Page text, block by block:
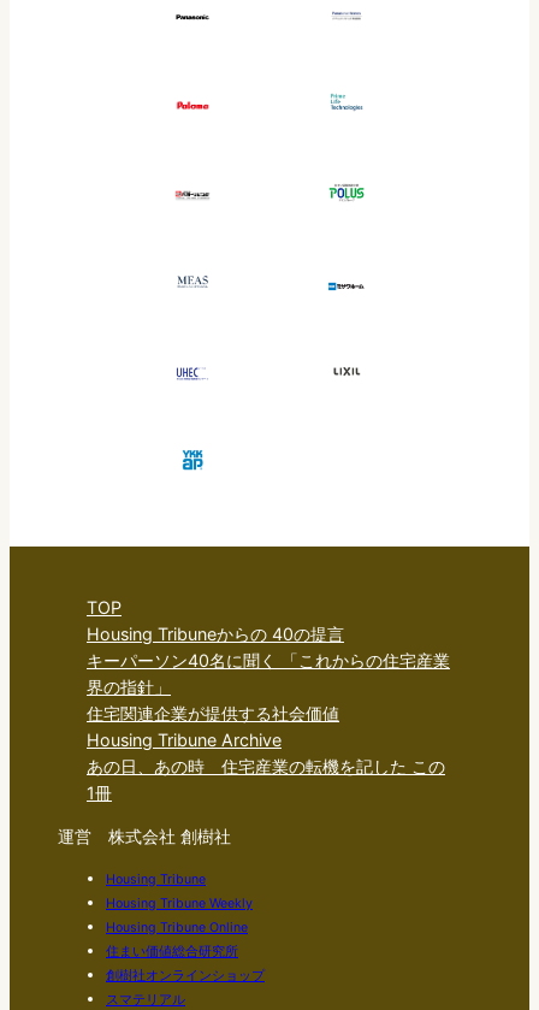
TOP
Housing Tribuneからの 40の提言
キーパーソン40名に聞く 「これからの住宅産業
界の指針」
住宅関連企業が提供する社会価値
Housing Tribune Archive
あの日、あの時 住宅産業の転機を記した この
1冊
運営 株式会社 創樹社
Housing Tribune
Housing Tribune Weekly
Housing Tribune Online
住まい価値総合研究所
創樹社オンラインショップ
スマテリアル